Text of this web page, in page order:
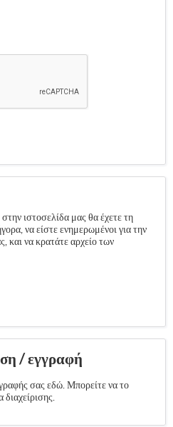
ιστοσελίδα μας θα έχετε τη
να είστε ενημερωμένοι για την
και να κρατάτε αρχείο των
/ εγγραφή
σας εδώ. Μπορείτε να το